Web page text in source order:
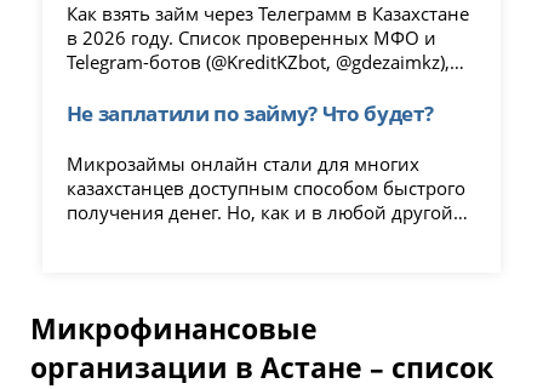
Как взять займ через Телеграмм в Казахстане
в 2026 году. Список проверенных МФО и
Telegram-ботов (@KreditKZbot, @gdezaimkz),
и советы по безопасным займам онлайн без
Не заплатили по займу? Что будет?
Микрозаймы онлайн стали для многих
казахстанцев доступным способом быстрого
получения денег. Но, как и в любой другой
Микрофинансовые
организации в Астане – список